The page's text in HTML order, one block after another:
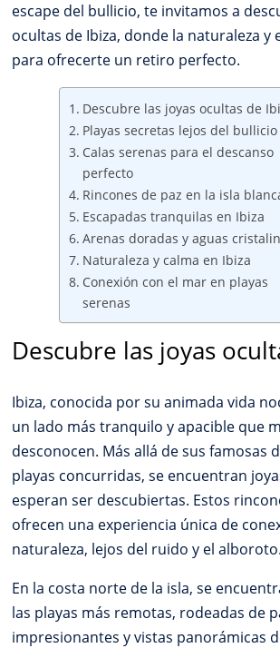
escape del bullicio, te invitamos a
ocultas de Ibiza, donde la naturaleza y
para ofrecerte un retiro perfecto.
Descubre las joyas ocultas de
Playas secretas lejos del bullicio
Calas serenas para el descanso
perfecto
Rincones de paz en la isla
Escapadas tranquilas en Ibiza
Arenas doradas y aguas
Naturaleza y calma en Ibiza
Conexión con el mar en playas
serenas
Descubre las joyas
Ibiza, conocida por su animada vida
un lado más tranquilo y apacible que
desconocen. Más allá de sus famosas
playas concurridas, se encuentran
esperan ser descubiertas. Estos
ofrecen una experiencia única de
naturaleza, lejos del ruido y el alboroto.
En la costa norte de la isla, se
las playas más remotas, rodeadas de
impresionantes y vistas panorámicas